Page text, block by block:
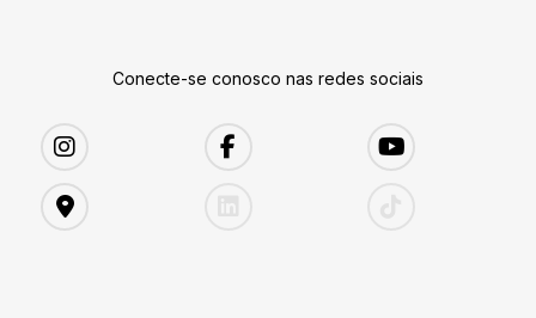
Conecte-se conosco nas redes sociais